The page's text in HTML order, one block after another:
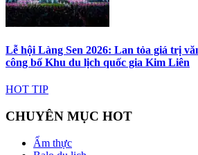
Lễ hội Làng Sen 2026: Lan tỏa giá trị
công bố Khu du lịch quốc gia Kim Liên
HOT TIP
CHUYÊN MỤC HOT
Ẩm thực